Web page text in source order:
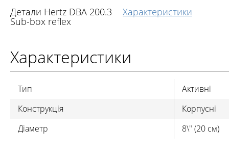
Детали Hertz DBA 200.3
Sub-box reflex
Характеристики
Характеристики
Тип
Активні
Конструкція
Корпусні
Діаметр
8\" (20 см)